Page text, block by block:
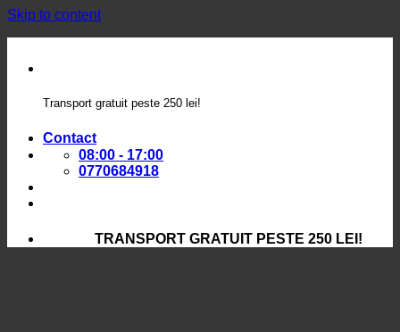
Skip to content
Transport gratuit peste 250 lei!
Contact
08:00 - 17:00
0770684918
TRANSPORT GRATUIT PESTE 250 LEI!